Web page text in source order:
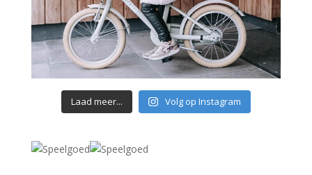
Laad meer... Volg op Instagram